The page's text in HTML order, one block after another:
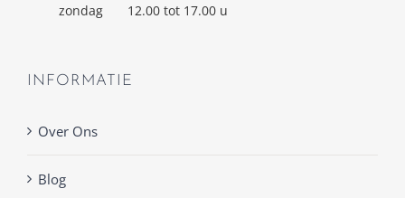
zondag
12.00 tot 17.00 u
INFORMATIE
Over Ons
Blog